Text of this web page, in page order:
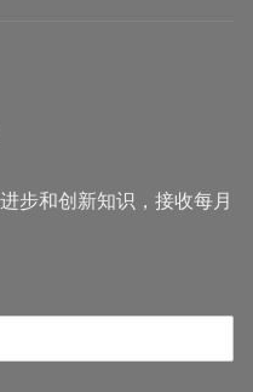
步和创新知识，接收每月